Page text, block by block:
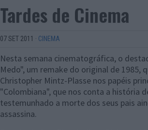
Tardes de Cinema
07 SET 2011 · CINEMA
Nesta semana cinematográfica, o
Medo", um remake do original de 1985,
Christopher Mintz-Plasse nos papéis
"Colombiana", que nos conta a história
testemunhado a morte dos seus pais
assassina.